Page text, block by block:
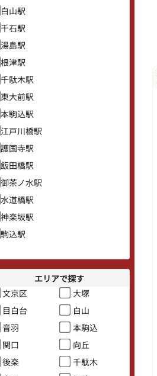
白山駅
千石駅
湯島駅
根津駅
千駄木駅
東大前駅
本駒込駅
江戸川橋駅
護国寺駅
飯田橋駅
御茶ノ水駅
水道橋駅
神楽坂駅
駒込駅
エリアで探す
文京区
大塚
目白台
白山
音羽
本駒込
関口
向丘
後楽
千駄木